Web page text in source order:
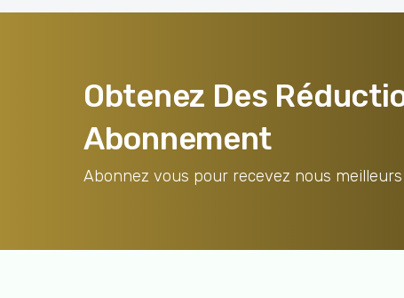
Obtenez Des
Abonnement
Abonnez vous pour recevez nous